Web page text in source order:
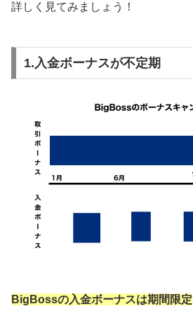
詳しく見てみましょう！
1.入金ボーナスが不定期
BigBossの入金ボーナスは期間限定